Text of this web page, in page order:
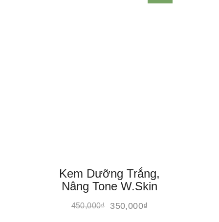
Kem Dưỡng Trắng,
Nâng Tone W.Skin
450,000₫ 350,000₫